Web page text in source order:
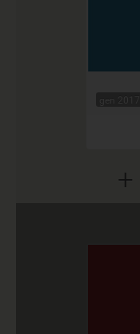
gen 2017
+